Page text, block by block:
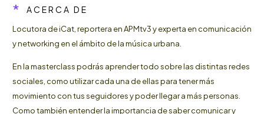
* ACERCA DE
Locutora de iCat, reportera en APMtv3 y experta en comunicación
y networking en el ámbito de la música urbana.
En la masterclass podrás aprender todo sobre las distintas redes
sociales, como utilizar cada una de ellas para tener más
movimiento con tus seguidores y poder llegar a más personas.
Como también entender la importancia de saber comunicar y